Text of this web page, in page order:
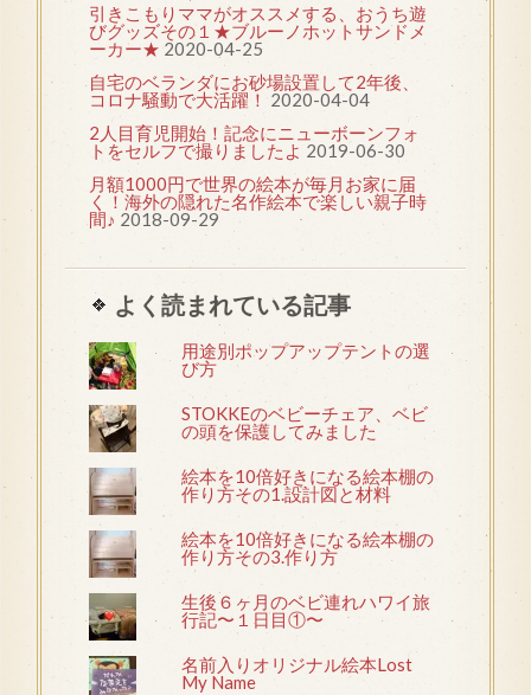
引きこもりママがオススメする、おうち遊
びグッズその１★ブルーノホットサンドメ
ーカー★ 2020-04-25
自宅のベランダにお砂場設置して2年後、
コロナ騒動で大活躍！ 2020-04-04
2人目育児開始！記念にニューボーンフォ
トをセルフで撮りましたよ 2019-06-30
月額1000円で世界の絵本が毎月お家に届
く！海外の隠れた名作絵本で楽しい親子時
間♪ 2018-09-29
よく読まれている記事
用途別ポップアップテントの選
び方
STOKKEのベビーチェア、ベビ
の頭を保護してみました
絵本を10倍好きになる絵本棚の
作り方その1.設計図と材料
絵本を10倍好きになる絵本棚の
作り方その3.作り方
生後６ヶ月のベビ連れハワイ旅
行記〜１日目①〜
名前入りオリジナル絵本Lost
My Name